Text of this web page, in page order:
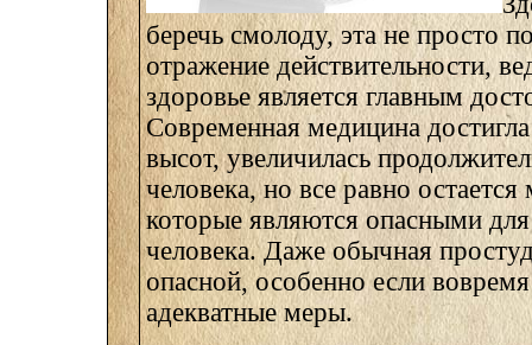
беречь смолоду, эта не просто
отражение действительности,
здоровье является главным
Современная медицина
высот, увеличилась
человека, но все равно остается
которые являются опасными
человека. Даже обычная
опасной, особенно если
адекватные меры.